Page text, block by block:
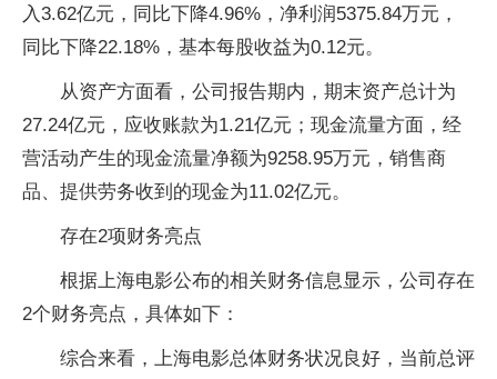
入3.62亿元，同比下降4.96%，净利润5375.84万元，
同比下降22.18%，基本每股收益为0.12元。
从资产方面看，公司报告期内，期末资产总计为
27.24亿元，应收账款为1.21亿元；现金流量方面，经
营活动产生的现金流量净额为9258.95万元，销售商
品、提供劳务收到的现金为11.02亿元。
存在2项财务亮点
根据上海电影公布的相关财务信息显示，公司存在
2个财务亮点，具体如下：
综合来看，上海电影总体财务状况良好，当前总评